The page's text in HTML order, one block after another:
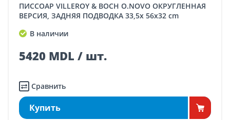
ПИССОАР VILLEROY & BOCH O.NOVO ОКРУГЛЕННАЯ
ВЕРСИЯ, ЗАДНЯЯ ПОДВОДКА 33,5x 56x32 cm
В наличии
5420 MDL / шт.
Сравнить
Купить